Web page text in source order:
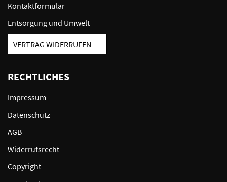
Kontaktformular
Entsorgung und Umwelt
VERTRAG WIDERRUFEN
RECHTLICHES
Impressum
Datenschutz
AGB
Widerrufsrecht
Copyright